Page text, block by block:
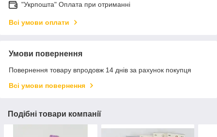
"Укрпошта" Оплата при отриманні
Всі умови оплати
Умови повернення
Повернення товару впродовж 14 днів за рахунок покупця
Всі умови повернення
Подібні товари компанії